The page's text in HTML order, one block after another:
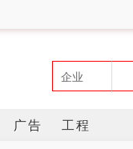
广告 工程